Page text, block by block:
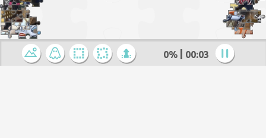
0% 00:04